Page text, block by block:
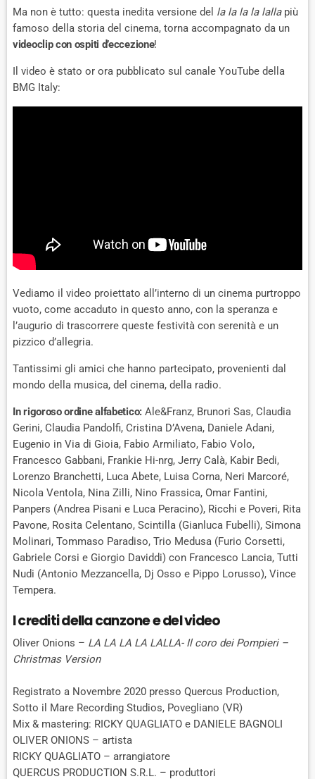
Ma non è tutto: questa inedita versione del la la la la lallapiù
famoso della storia del cinema, torna accompagnato da un
videoclip con ospiti d’eccezione!
Il video è stato or ora pubblicato sul canale YouTube della
BMG Italy:
Vediamo il video proiettato all’interno di un cinema purtroppo
vuoto, come accaduto in questo anno, con la speranza e
l’augurio di trascorrere queste festività con serenità e un
pizzico d’allegria.
Tantissimi gli amici che hanno partecipato, provenienti dal
mondo della musica, del cinema, della radio.
In rigoroso ordine alfabetico: Ale&Franz, Brunori Sas, Claudia
Gerini, Claudia Pandolfi, Cristina D’Avena, Daniele Adani,
Eugenio in Via di Gioia, Fabio Armiliato, Fabio Volo,
Francesco Gabbani, Frankie Hi-nrg, Jerry Calà, Kabir Bedi,
Lorenzo Branchetti, Luca Abete, Luisa Corna, Neri Marcoré,
Nicola Ventola, Nina Zilli, Nino Frassica, Omar Fantini,
Panpers (Andrea Pisani e Luca Peracino), Ricchi e Poveri, Rita
Pavone, Rosita Celentano, Scintilla (Gianluca Fubelli), Simona
Molinari, Tommaso Paradiso, Trio Medusa (Furio Corsetti,
Gabriele Corsi e Giorgio Daviddi) con Francesco Lancia, Tutti
Nudi (Antonio Mezzancella, Dj Osso e Pippo Lorusso), Vince
Tempera.
I crediti della canzone e del video
Oliver Onions – LA LA LA LA LALLA- Il coro dei Pompieri –
Christmas Version
Registrato a Novembre 2020 presso Quercus Production,
Sotto il Mare Recording Studios, Povegliano (VR)
Mix & mastering: RICKY QUAGLIATO e DANIELE BAGNOLI
OLIVER ONIONS – artista
RICKY QUAGLIATO – arrangiatore
QUERCUS PRODUCTION S.R.L. – produttori